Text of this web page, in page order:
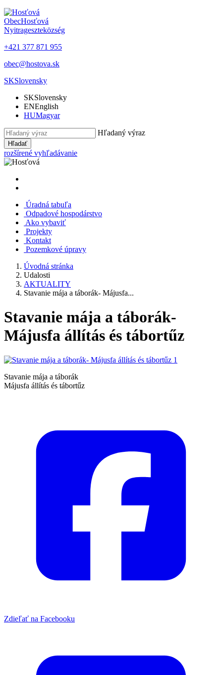
ObecHosťová
Nyitrageszteközség
+421 377 871 955
obec@hostova.sk
SKSlovensky
SKSlovensky
ENEnglish
HUMagyar
Hľadaný výraz
Hľadať
rozšírené vyhľadávanie
Úradná tabuľa
Odpadové hospodárstvo
Ako vybaviť
Projekty
Kontakt
Pozemkové úpravy
Úvodná stránka
Udalosti
AKTUALITY
Stavanie mája a táborák- Májusfa...
Stavanie mája a táborák-
Májusfa állítás és tábortűz
Stavanie mája a táborák
Májusfa állítás és tábortűz
Zdieľať na Facebooku